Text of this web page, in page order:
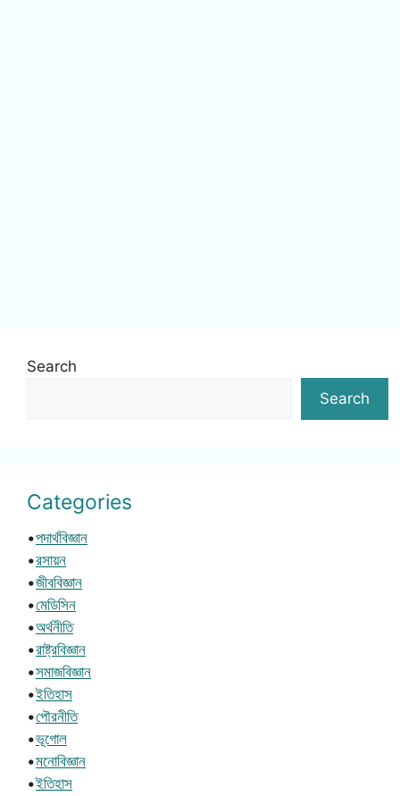
Search
Search
Categories
•পদার্থবিজ্ঞান
•রসায়ন
•জীববিজ্ঞান
•মেডিসিন
•অর্থনীতি
•রাষ্ট্রবিজ্ঞান
•সমাজবিজ্ঞান
•ইতিহাস
•পৌরনীতি
•ভূগোল
•মনোবিজ্ঞান
•ইতিহাস